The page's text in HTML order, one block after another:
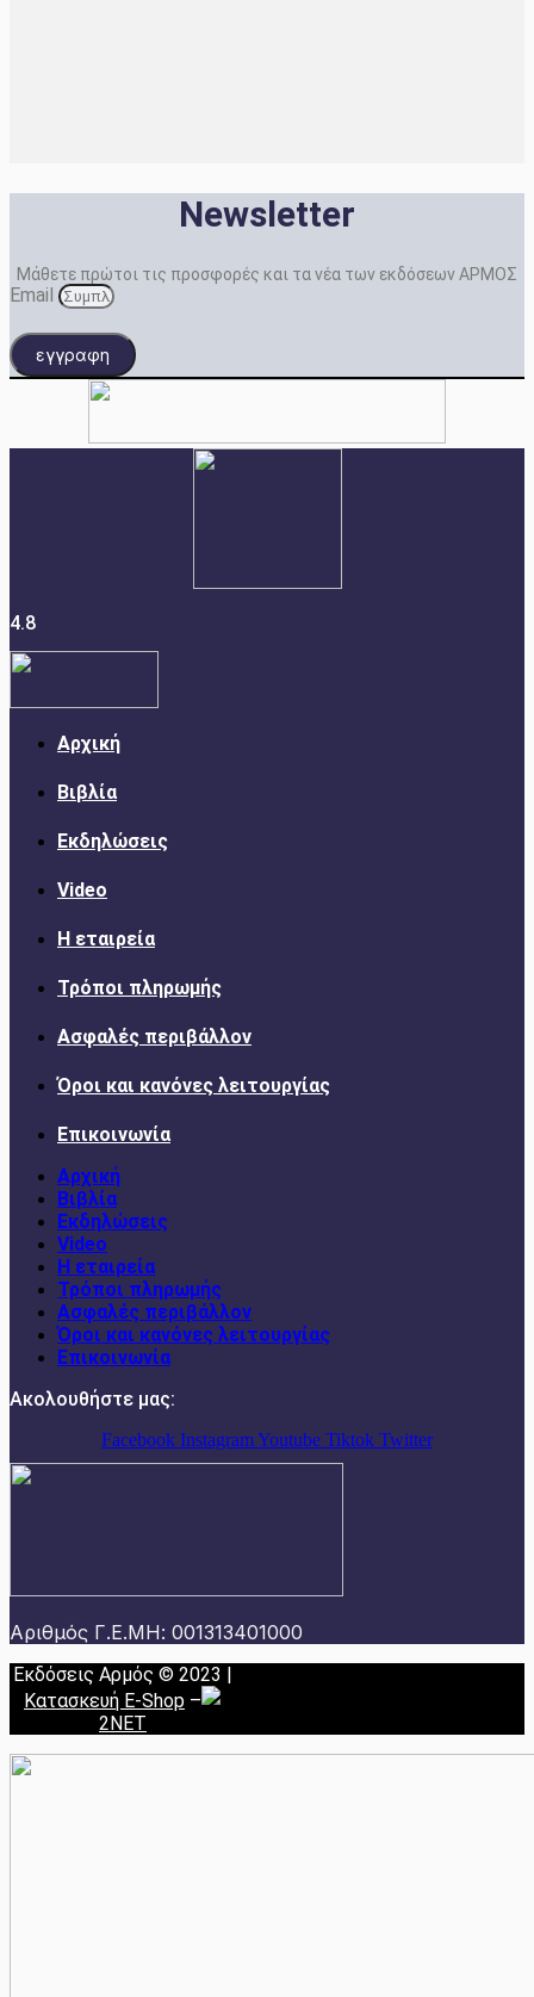
Newsletter
Μάθετε πρώτοι τις προσφορές και τα νέα των εκδόσεων ΑΡΜΟΣ
Email
εγγραφη
4.8
Αρχική
Βιβλία
Εκδηλώσεις
Video
Η εταιρεία
Τρόποι πληρωμής
Ασφαλές περιβάλλον
Όροι και κανόνες λειτουργίας
Επικοινωνία
Αρχική
Βιβλία
Εκδηλώσεις
Video
Η εταιρεία
Τρόποι πληρωμής
Ασφαλές περιβάλλον
Όροι και κανόνες λειτουργίας
Επικοινωνία
Ακολουθήστε μας:
Facebook InstagramYoutube Tiktok Twitter
Αριθμός Γ.Ε.ΜΗ: 001313401000
Εκδόσεις Αρμός © 2023 |
Κατασκευή E-Shop –
2NET